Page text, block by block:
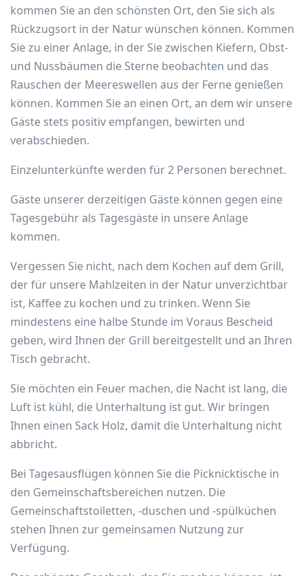
kommen Sie an den schönsten Ort, den Sie sich als
Rückzugsort in der Natur wünschen können. Kommen
Sie zu einer Anlage, in der Sie zwischen Kiefern, Obst-
und Nussbäumen die Sterne beobachten und das
Rauschen der Meereswellen aus der Ferne genießen
können. Kommen Sie an einen Ort, an dem wir unsere
Gäste stets positiv empfangen, bewirten und
verabschieden.
Einzelunterkünfte werden für 2 Personen berechnet.
Gäste unserer derzeitigen Gäste können gegen eine
Tagesgebühr als Tagesgäste in unsere Anlage
kommen.
Vergessen Sie nicht, nach dem Kochen auf dem Grill,
der für unsere Mahlzeiten in der Natur unverzichtbar
ist, Kaffee zu kochen und zu trinken. Wenn Sie
mindestens eine halbe Stunde im Voraus Bescheid
geben, wird Ihnen der Grill bereitgestellt und an Ihren
Tisch gebracht.
Sie möchten ein Feuer machen, die Nacht ist lang, die
Luft ist kühl, die Unterhaltung ist gut. Wir bringen
Ihnen einen Sack Holz, damit die Unterhaltung nicht
abbricht.
Bei Tagesausflügen können Sie die Picknicktische in
den Gemeinschaftsbereichen nutzen. Die
Gemeinschaftstoiletten, -duschen und -spülküchen
stehen Ihnen zur gemeinsamen Nutzung zur
Verfügung.